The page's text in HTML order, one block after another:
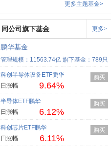
更多主题基金>
同公司旗下基金 更多>
鹏华基金
管理规模：11563.74亿 旗下基金：789只
科创半导体设备ETF鹏华
日涨幅
9.64%
购买
半导体ETF鹏华
日涨幅
6.12%
购买
科创芯片ETF鹏华
日涨幅
6.11%
购买